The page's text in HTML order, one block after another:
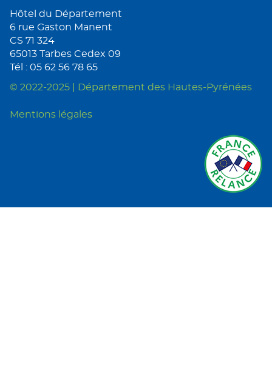
Hôtel du Département
6 rue Gaston Manent
CS 71 324
65013 Tarbes Cedex 09
Tél : 05 62 56 78 65
© 2022-2025 | Département des Hautes-Pyrénées
Mentions légales